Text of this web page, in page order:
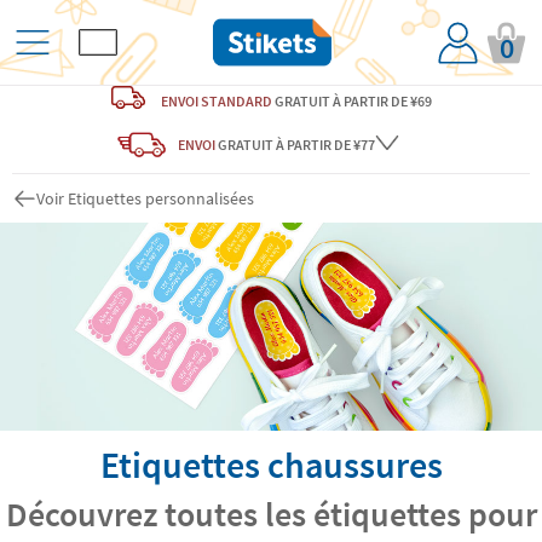
0
ENVOI STANDARD GRATUITÀ PARTIR DE ¥69
ENVOIGRATUITÀ PARTIR DE ¥77
Voir Etiquettes personnalisées
Etiquettes chaussures
Découvrez toutes les étiquettes pour